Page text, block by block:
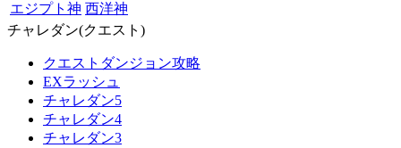
エジプト神 西洋神
チャレダン(クエスト)
クエストダンジョン攻略
EXラッシュ
チャレダン5
チャレダン4
チャレダン3